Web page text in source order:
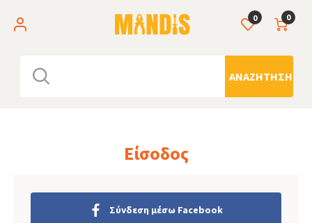
0
ΑΝΑΖΉΤΗΣΗ
0
Είσοδος
Σύνδεση μέσω Facebook